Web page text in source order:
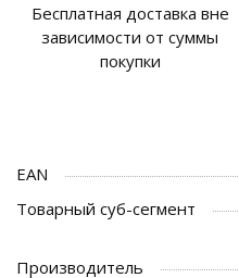
Бесплатная доставка вне
зависимости от суммы
покупки
EAN
Товарный суб-сегмент
Производитель